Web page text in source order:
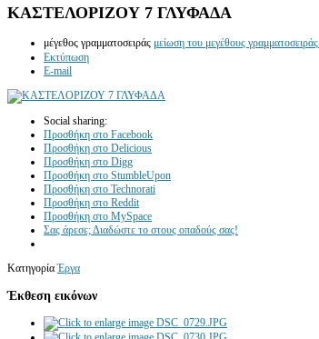
ΚΑΣΤΕΛΟΡΙΖΟΥ 7 ΓΛΥΦΑΔΑ
μέγεθος γραμματοσειράς μείωση του μεγέθους γραμματοσειράς
Εκτύπωση
E-mail
Social sharing:
Προσθήκη στο Facebook
Προσθήκη στο Delicious
Προσθήκη στο Digg
Προσθήκη στο StumbleUpon
Προσθήκη στο Technorati
Προσθήκη στο Reddit
Προσθήκη στο MySpace
Σας άρεσε; Διαδώστε το στους οπαδούς σας!
Κατηγορία Έργα
Έκθεση εικόνων